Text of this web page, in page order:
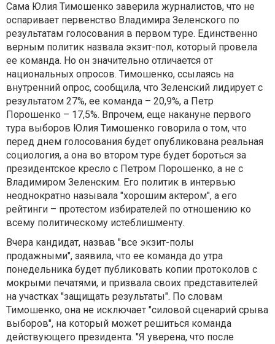
Сама Юлия Тимошенко заверила журналистов, что не
оспаривает первенство Владимира Зеленского по
результатам голосования в первом туре. Единственно
верным политик назвала экзит-пол, который провела
ее команда. Но он значительно отличается от
национальных опросов. Тимошенко, ссылаясь на
внутренний опрос, сообщила, что Зеленский лидирует с
результатом 27%, ее команда – 20,9%, а Петр
Порошенко – 17,5%. Впрочем, еще накануне первого
тура выборов Юлия Тимошенко говорила о том, что
перед днем голосования будет опубликована реальная
социология, а она во втором туре будет бороться за
президентское кресло с Петром Порошенко, а не с
Владимиром Зеленским. Его политик в интервью
неоднократно называла "хорошим актером", а его
рейтинги – протестом избирателей по отношению ко
всему политическому истеблишменту.
Вчера кандидат, назвав "все экзит-полы
продажными", заявила, что ее команда до утра
понедельника будет публиковать копии протоколов с
мокрыми печатями, и призвала своих представителей
на участках "защищать результаты". По словам
Тимошенко, она не исключает "силовой сценарий срыва
выборов", на который может решиться команда
действующего президента. "Я уверена, что после